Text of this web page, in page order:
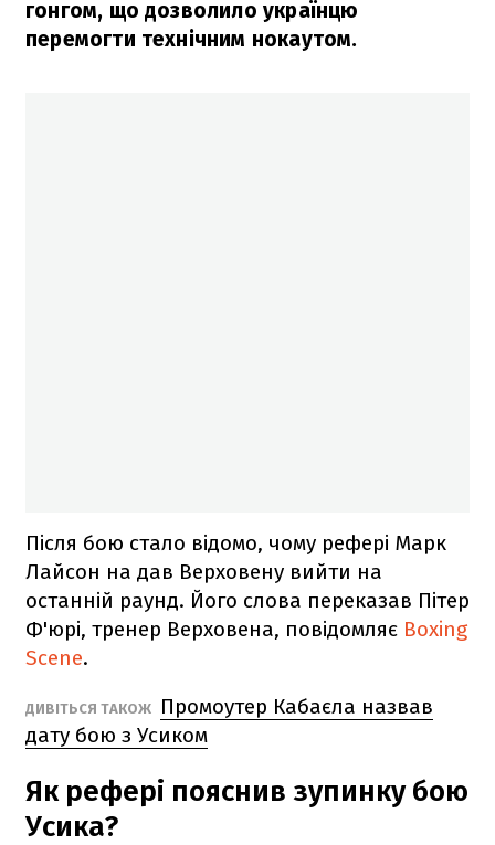
гонгом, що дозволило українцю
перемогти технічним нокаутом.
Після бою стало відомо, чому рефері Марк
Лайсон на дав Верховену вийти на
останній раунд. Його слова переказав Пітер
Ф'юрі, тренер Верховена, повідомляє Boxing
Scene.
ДИВІТЬСЯ ТАКОЖ
Промоутер Кабаєла назвав
дату бою з Усиком
Як рефері пояснив зупинку бою
Усика?